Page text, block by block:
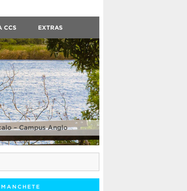
CCS EXTRAS
– Campus Anglo
MANCHETE